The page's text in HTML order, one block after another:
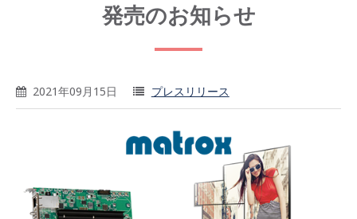
発売のお知らせ
2021年09月15日 プレスリリース